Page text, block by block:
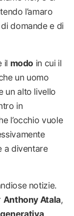
l’amaro
domande e di
il modo in cui il
un uomo
un alto livello
in
l’occhio vuole
a diventare
notizie.
Anthony Atala,